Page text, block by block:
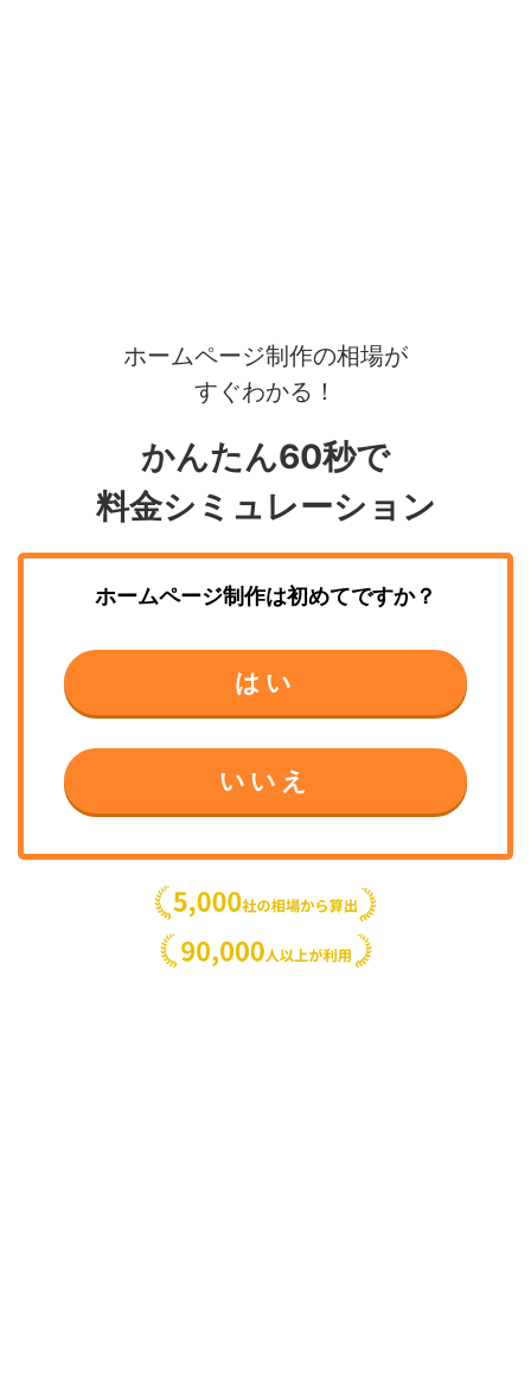
ホームページ制作の相場が
すぐわかる！
かんたん60秒で
料金シミュレーション
ホームページ制作は初めてですか？
はい
いいえ